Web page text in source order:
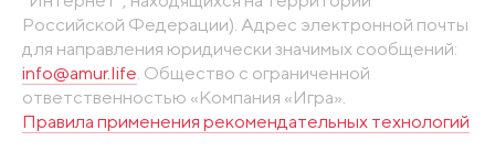
Российской Федерации). Адрес электронной почты
для направления юридически значимых сообщений:
info@amur.life. Общество с ограниченной
ответственностью «Компания «Игра».
Правила применения рекомендательных технологий